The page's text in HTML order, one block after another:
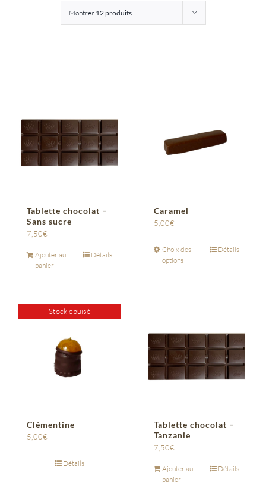
Montrer 12 produits
Tablette chocolat –
Sans sucre
7,50€
Ajouter au
panier
Détails
Caramel
5,00€
Choix des
options
Détails
Stock épuisé
Clémentine
5,00€
Détails
Tablette chocolat –
Tanzanie
7,50€
Ajouter au
panier
Détails